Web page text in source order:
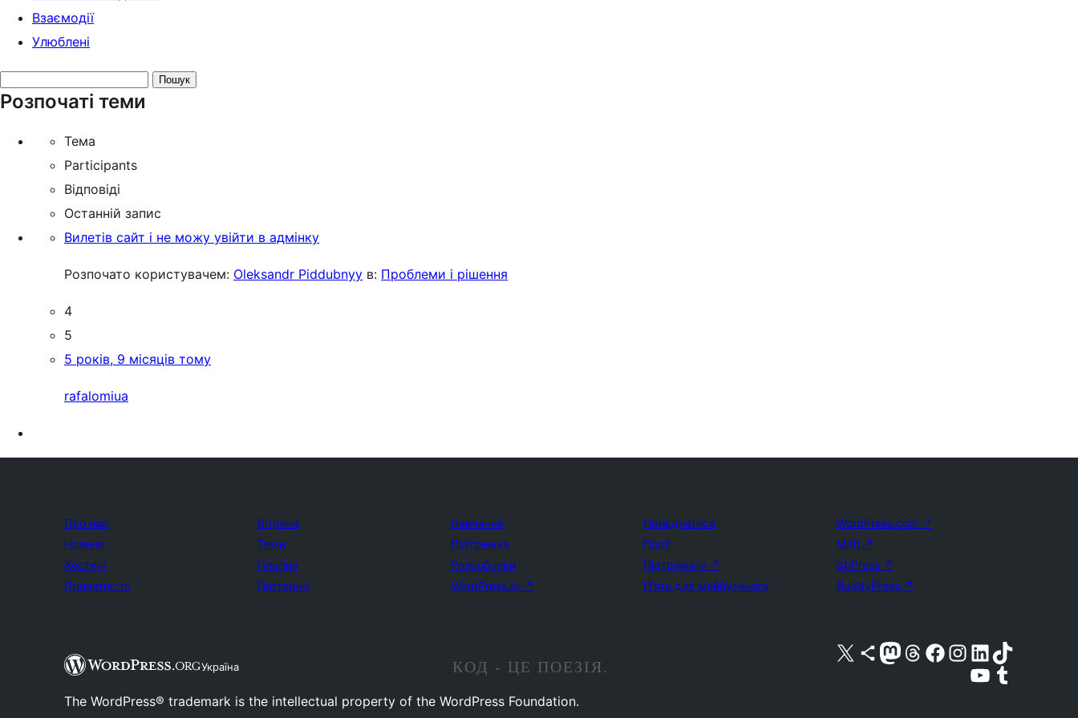
Взаємодії
Улюблені
topics:
Розпочаті теми
Тема
Participants
Відповіді
Останній запис
Вилетів сайт і не можу увійти в адмінку
Розпочато користувачем: Oleksandr Piddubnyy в: Проблеми і рішення
4
5
5 років, 9 місяців тому
rafalomiua
Про нас
Новини
Хостинг
Приватність
Вітрина
Теми
Плагіни
Паттерни
Навчання
Підтримка
Розробники
WordPress.tv ↗
Приєднатися
Події
Підтримати ↗
П'ять для майбутнього
WordPress.com ↗
Matt ↗
bbPress ↗
BuddyPress ↗
Україна
Visit our X (formerly Twitter) account
Visit our Bluesky account
Завітайте до нашої стрічки в Mastodon
Visit our Threads account
Завітайте на нашу сторінку в Facebook
Visit our Instagram account
Visit our LinkedIn account
Visit our TikTok account
Visit our YouTube channel
Visit our Tumblr account
КОД - ЦЕ ПОЕЗІЯ.
The WordPress® trademark is the intellectual property of the WordPress Foundation.